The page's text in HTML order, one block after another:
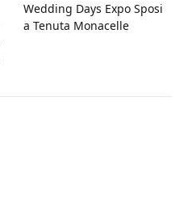
Wedding Days Expo Sposi
a Tenuta Monacelle